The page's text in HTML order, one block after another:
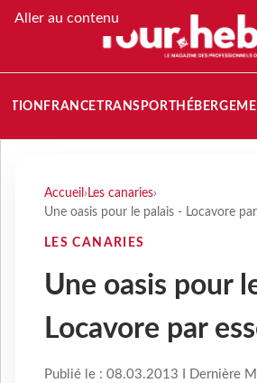
Aller au contenu
FRANCETRANSPORT
Accueil › Les canaries›
Une oasis pour le palais - Locavore
LES CANARIES
Une oasis pour
Locavore par
Publié le : 08.03.2013 I Dernière